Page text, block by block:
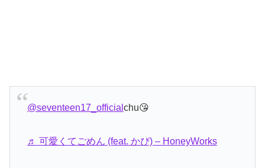
@seventeen17_official chu😘
♬ 可愛くてごめん (feat. かぴ) – HoneyWorks